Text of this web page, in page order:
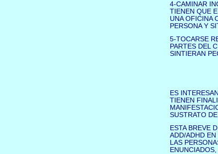
4-CAMINAR
TIENEN QUE
UNA OFICINA
PERSONA Y
5-TOCARSE
PARTES DEL
SINTIERAN
ES
TIENEN
SUSTRATO
ESTA BREVE
ADD/ADHD
LAS